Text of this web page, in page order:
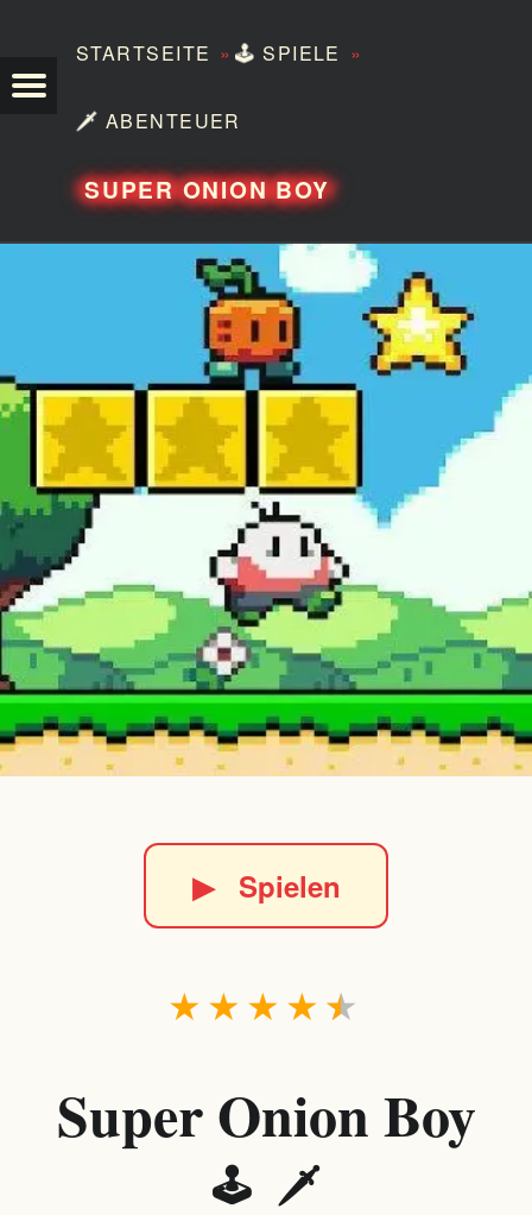
STARTSEITE »🕹️ SPIELE »
🗡️ ABENTEUER
SUPER ONION BOY
▶Spielen
★
★
★
★
★
Super Onion Boy
🕹️ 🗡️